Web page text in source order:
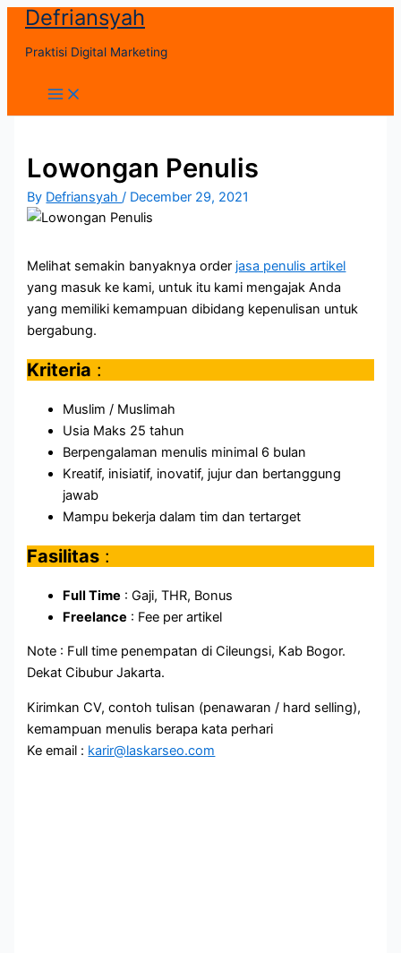
Skip
content
Defriansyah
Praktisi Digital Marketing
Main
Menu
Lowongan Penulis
By Defriansyah/ December 29, 2021
Melihat semakin banyaknya order jasa penulis artikel
yang masuk ke kami, untuk itu kami mengajak Anda
yang memiliki kemampuan dibidang kepenulisan untuk
bergabung.
Kriteria :
Muslim / Muslimah
Usia Maks 25 tahun
Berpengalaman menulis minimal 6 bulan
Kreatif, inisiatif, inovatif, jujur dan bertanggung
jawab
Mampu bekerja dalam tim dan tertarget
Fasilitas :
Full Time : Gaji, THR, Bonus
Freelance : Fee per artikel
Note : Full time penempatan di Cileungsi, Kab Bogor.
Dekat Cibubur Jakarta.
Kirimkan CV, contoh tulisan (penawaran / hard selling),
kemampuan menulis berapa kata perhari
Ke email : karir@laskarseo.com